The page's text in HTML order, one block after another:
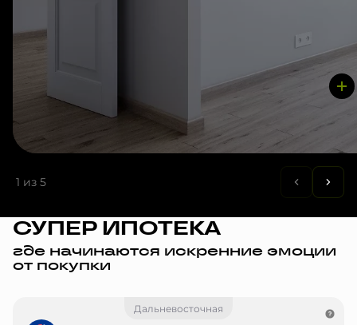
1 из 5
СУПЕР ИПОТЕКА
где начинаются искренние эмоции
от покупки
Дальневосточная